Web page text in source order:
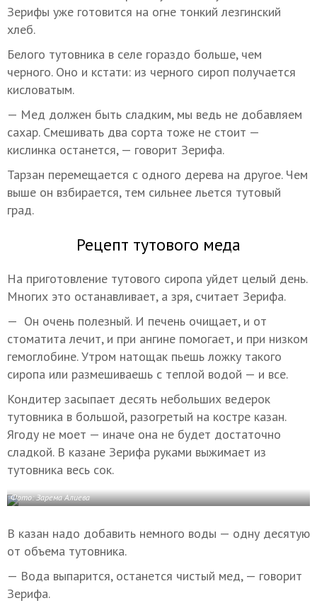
Зерифы уже готовится на огне тонкий лезгинский
хлеб.
Белого тутовника в селе гораздо больше, чем
черного. Оно и кстати: из черного сироп получается
кисловатым.
— Мед должен быть сладким, мы ведь не добавляем
сахар. Смешивать два сорта тоже не стоит —
кислинка останется, — говорит Зерифа.
Тарзан перемещается с одного дерева на другое. Чем
выше он взбирается, тем сильнее льется тутовый
град.
Рецепт тутового меда
На приготовление тутового сиропа уйдет целый день.
Многих это останавливает, а зря, считает Зерифа.
— Он очень полезный. И печень очищает, и от
стоматита лечит, и при ангине помогает, и при низком
гемоглобине. Утром натощак пьешь ложку такого
сиропа или размешиваешь с теплой водой — и все.
Кондитер засыпает десять небольших ведерок
тутовника в большой, разогретый на костре казан.
Ягоду не моет — иначе она не будет достаточно
сладкой. В казане Зерифа руками выжимает из
тутовника весь сок.
Фото: Зарема Алиева
В казан надо добавить немного воды — одну десятую
от объема тутовника.
— Вода выпарится, останется чистый мед, — говорит
Зерифа.